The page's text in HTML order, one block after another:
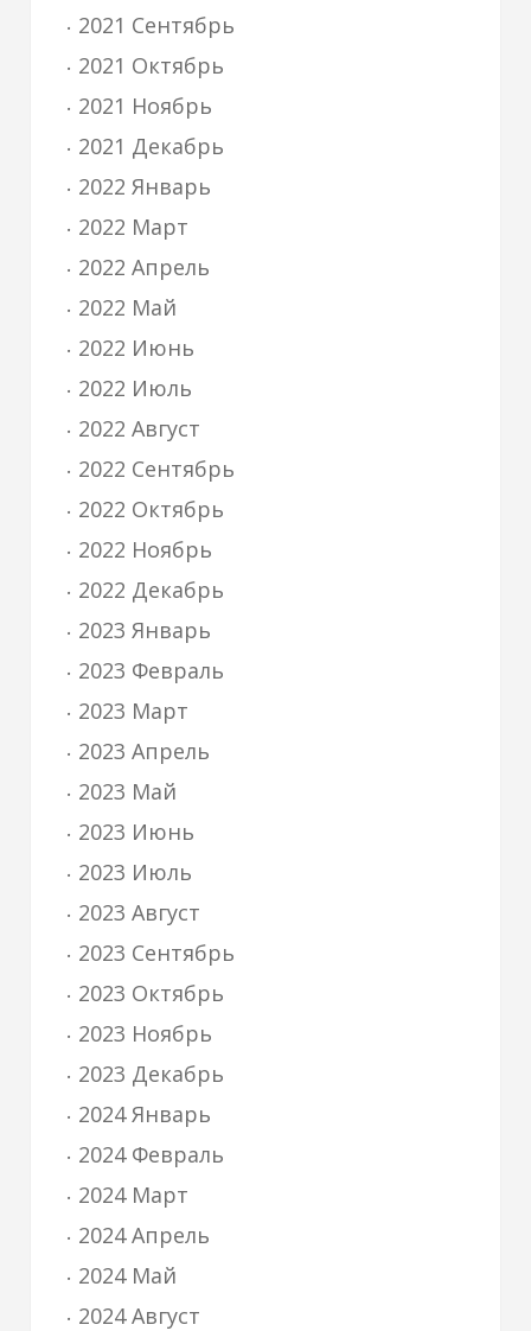
2021 Сентябрь
2021 Октябрь
2021 Ноябрь
2021 Декабрь
2022 Январь
2022 Март
2022 Апрель
2022 Май
2022 Июнь
2022 Июль
2022 Август
2022 Сентябрь
2022 Октябрь
2022 Ноябрь
2022 Декабрь
2023 Январь
2023 Февраль
2023 Март
2023 Апрель
2023 Май
2023 Июнь
2023 Июль
2023 Август
2023 Сентябрь
2023 Октябрь
2023 Ноябрь
2023 Декабрь
2024 Январь
2024 Февраль
2024 Март
2024 Апрель
2024 Май
2024 Август